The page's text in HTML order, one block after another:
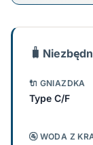
🧳
🔌 GNIAZDKA
Type C/F
🚰 WODA Z